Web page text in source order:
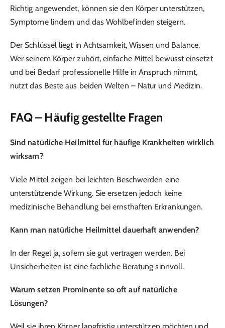
Richtig angewendet, können sie den Körper unterstützen,
Symptome lindern und das Wohlbefinden steigern.
Der Schlüssel liegt in Achtsamkeit, Wissen und Balance.
Wer seinem Körper zuhört, einfache Mittel bewusst einsetzt
und bei Bedarf professionelle Hilfe in Anspruch nimmt,
nutzt das Beste aus beiden Welten – Natur und Medizin.
FAQ – Häufig gestellte Fragen
Sind natürliche Heilmittel für häufige Krankheiten wirklich
wirksam?
Viele Mittel zeigen bei leichten Beschwerden eine
unterstützende Wirkung. Sie ersetzen jedoch keine
medizinische Behandlung bei ernsthaften Erkrankungen.
Kann man natürliche Heilmittel dauerhaft anwenden?
In der Regel ja, sofern sie gut vertragen werden. Bei
Unsicherheiten ist eine fachliche Beratung sinnvoll.
Warum setzen Prominente so oft auf natürliche
Lösungen?